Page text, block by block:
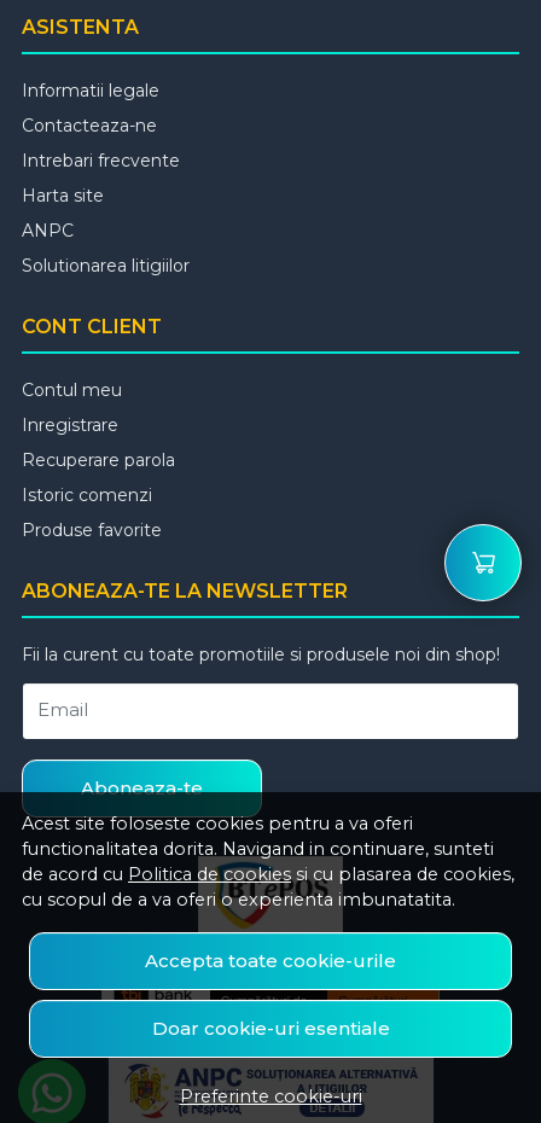
Acest site foloseste cookies pentru a va oferi
functionalitatea dorita. Navigand in continuare, sunteti
de acord cu Politica de cookies si cu plasarea de cookies,
cu scopul de a va oferi o experienta imbunatatita.
Accepta toate cookie-urile
Doar cookie-uri esentiale
Preferinte cookie-uri
ASISTENTA
Informatii legale
Contacteaza-ne
Intrebari frecvente
Harta site
ANPC
Solutionarea litigiilor
CONT CLIENT
Contul meu
Inregistrare
Recuperare parola
Istoric comenzi
Produse favorite
ABONEAZA-TE LA NEWSLETTER
Fii la curent cu toate promotiile si produsele noi din shop!
Email
Aboneaza-te